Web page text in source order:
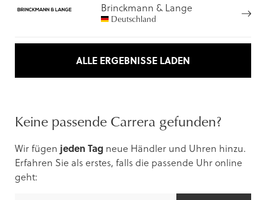
Brinckmann & Lange
Deutschland
ALLE ERGEBNISSE LADEN
Keine passende Carrera gefunden?
Wir fügen jeden Tag neue Händler und Uhren hinzu.
Erfahren Sie als erstes, falls die passende Uhr online
geht: